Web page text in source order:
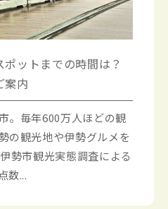
ットまでの時間は？
案内
。毎年600万人ほどの観
の観光地や伊勢グルメを
勢市観光実態調査による
数...